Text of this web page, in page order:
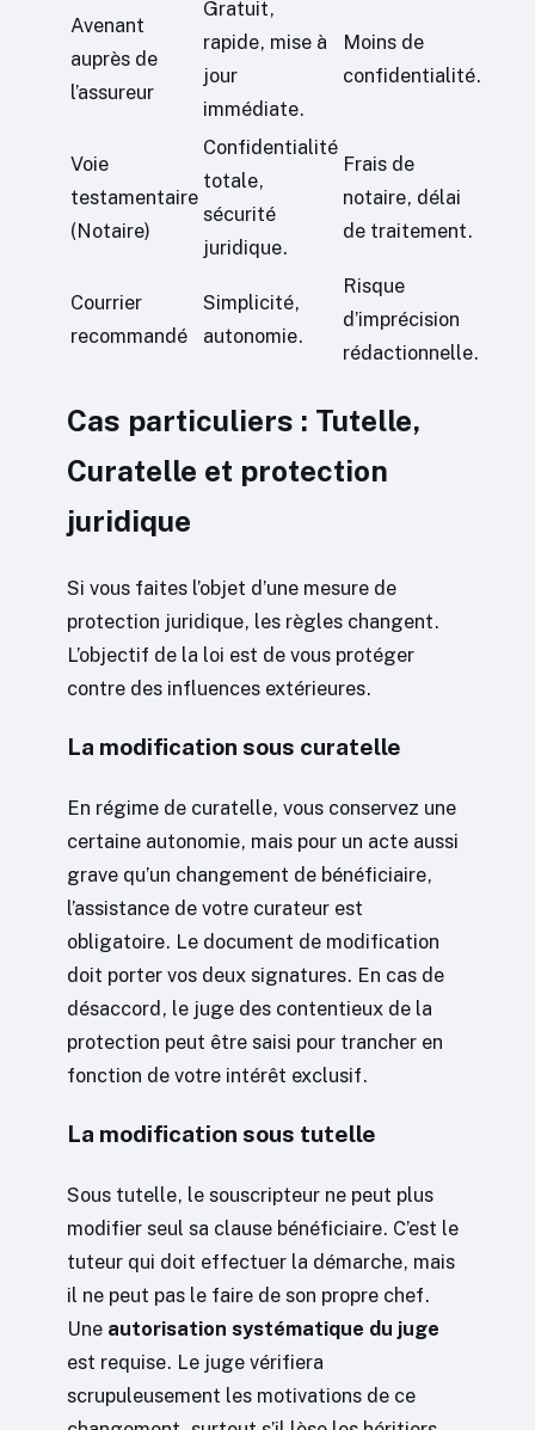
Avenant
auprès de
l’assureur
Gratuit,
rapide, mise à
jour
immédiate.
Moins de
confidentialité.
Voie
testamentaire
(Notaire)
Confidentialité
totale,
sécurité
juridique.
Frais de
notaire, délai
de traitement.
Courrier
recommandé
Simplicité,
autonomie.
Risque
d’imprécision
rédactionnelle.
Cas particuliers : Tutelle,
Curatelle et protection
juridique
Si vous faites l’objet d’une mesure de
protection juridique, les règles changent.
L’objectif de la loi est de vous protéger
contre des influences extérieures.
La modification sous curatelle
En régime de curatelle, vous conservez une
certaine autonomie, mais pour un acte aussi
grave qu’un changement de bénéficiaire,
l’assistance de votre curateur est
obligatoire. Le document de modification
doit porter vos deux signatures. En cas de
désaccord, le juge des contentieux de la
protection peut être saisi pour trancher en
fonction de votre intérêt exclusif.
La modification sous tutelle
Sous tutelle, le souscripteur ne peut plus
modifier seul sa clause bénéficiaire. C’est le
tuteur qui doit effectuer la démarche, mais
il ne peut pas le faire de son propre chef.
Une autorisation systématique du juge
est requise. Le juge vérifiera
scrupuleusement les motivations de ce